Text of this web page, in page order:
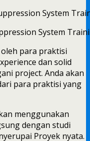
System
para praktisi
dan solid
project. Anda akan
para praktisi yang
menggunakan
dengan studi
Proyek nyata.